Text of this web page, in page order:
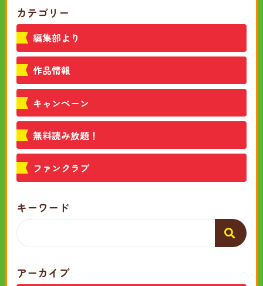
カテゴリー
編集部より
作品情報
キャンペーン
無料読み放題！
ファンクラブ
キーワード
アーカイブ